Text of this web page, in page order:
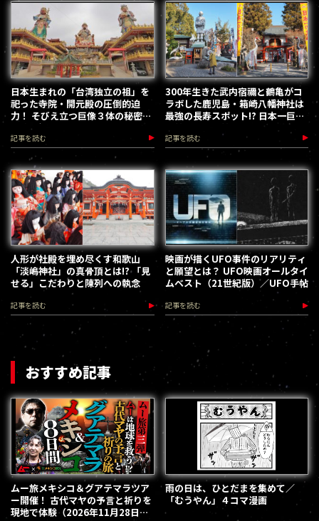
日本生まれの「台湾独立の祖」を
祀った寺院・開元殿の圧倒的迫
力！ そびえ立つ巨像３体の秘密／
小嶋独観
記事を読む
300年生きた武内宿禰と鶴亀がコ
ラボした鹿児島・箱崎八幡神社は
最強の長寿スポット!? 日本一巨大
記事を読む
人形が社殿を埋め尽くす和歌山
「淡嶋神社」の真骨頂とは!? 「見
せる」こだわりと陳列への執念
記事を読む
映画が描くUFO事件のリアリティ
と願望とは？ UFO映画オールタイ
ムベスト（21世紀版）／UFO手帖
記事を読む
おすすめ記事
ムー旅メキシコ＆グアテマラツア
ー開催！ 古代マヤの予言と祈りを
現地で体験（2026年11月28日～
雨の日は、ひとだまを集めて／
「むうやん」４コマ漫画